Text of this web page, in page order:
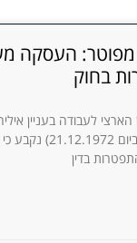
מפוטר: העסקה
בחוק
לעבודה בעניין
אטלקה אברהם (ניתן ביום
בדין